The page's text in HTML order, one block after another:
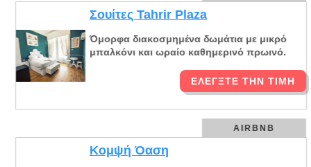
Σουίτες Tahrir Plaza
Όμορφα διακοσμημένα δωμάτια με μικρό
μπαλκόνι και ωραίο καθημερινό πρωινό.
ΕΛΈΓΞΤΕ ΤΗΝ ΤΙΜΉ
AIRBNB
Κομψή Όαση